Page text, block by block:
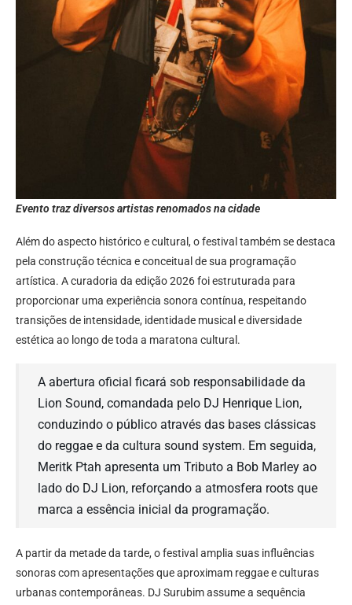
Evento traz diversos artistas renomados na cidade
Além do aspecto histórico e cultural, o festival também se destaca
pela construção técnica e conceitual de sua programação
artística. A curadoria da edição 2026 foi estruturada para
proporcionar uma experiência sonora contínua, respeitando
transições de intensidade, identidade musical e diversidade
estética ao longo de toda a maratona cultural.
A abertura oficial ficará sob responsabilidade da
Lion Sound, comandada pelo DJ Henrique Lion,
conduzindo o público através das bases clássicas
do reggae e da cultura sound system. Em seguida,
Meritk Ptah apresenta um Tributo a Bob Marley ao
lado do DJ Lion, reforçando a atmosfera roots que
marca a essência inicial da programação.
A partir da metade da tarde, o festival amplia suas influências
sonoras com apresentações que aproximam reggae e culturas
urbanas contemporâneas. DJ Surubim assume a sequência